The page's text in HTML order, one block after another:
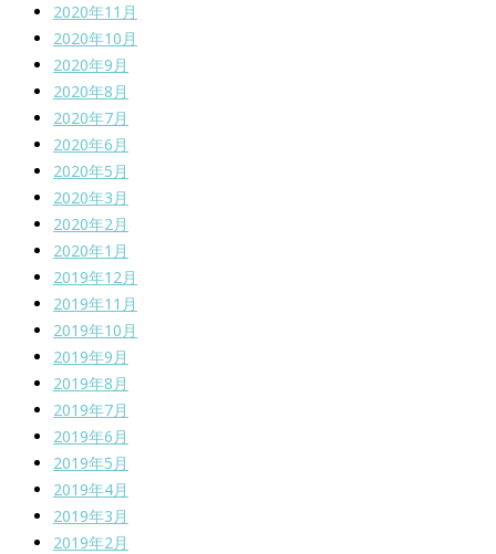
2020年11月
2020年10月
2020年9月
2020年8月
2020年7月
2020年6月
2020年5月
2020年3月
2020年2月
2020年1月
2019年12月
2019年11月
2019年10月
2019年9月
2019年8月
2019年7月
2019年6月
2019年5月
2019年4月
2019年3月
2019年2月